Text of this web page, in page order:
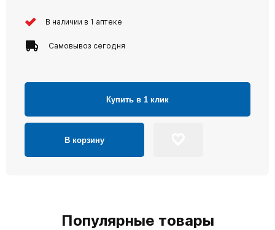
В наличии в 1 аптеке
Самовывоз сегодня
Купить в 1 клик
В корзину
Популярные товары